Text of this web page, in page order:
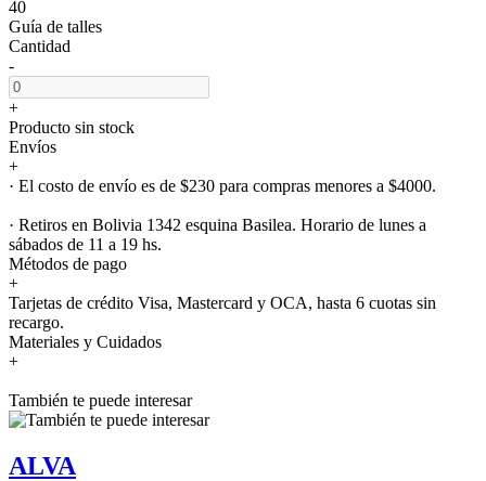
40
Guía de talles
Cantidad
-
+
Producto sin stock
Envíos
+
· El costo de envío es de $230 para compras menores a $4000.
· Retiros en Bolivia 1342 esquina Basilea. Horario de lunes a
sábados de 11 a 19 hs.
Métodos de pago
+
Tarjetas de crédito Visa, Mastercard y OCA, hasta 6 cuotas sin
recargo.
Materiales y Cuidados
+
También te puede interesar
ALVA